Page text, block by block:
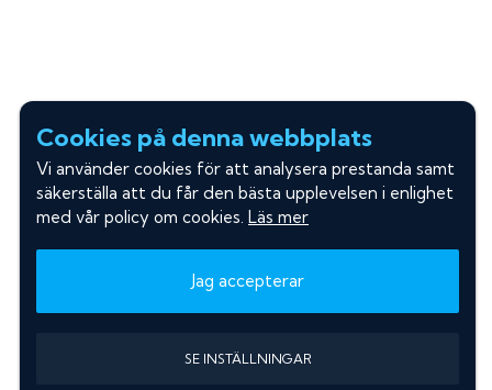
Cookies på denna webbplats
Vi använder cookies för att analysera prestanda samt
säkerställa att du får den bästa upplevelsen i enlighet
med vår policy om cookies. Läs mer
Jag accepterar
SE INSTÄLLNINGAR